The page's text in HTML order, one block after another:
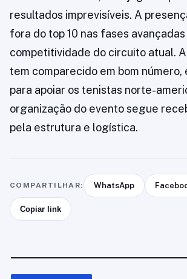
resultados imprevisíveis. A
fora do top 10 nas fases
competitividade do circuito atual.
tem comparecido em bom
para apoiar os tenistas norte-
organização do evento segue
pela estrutura e logística.
COMPARTILHAR: WhatsApp
Copiar link